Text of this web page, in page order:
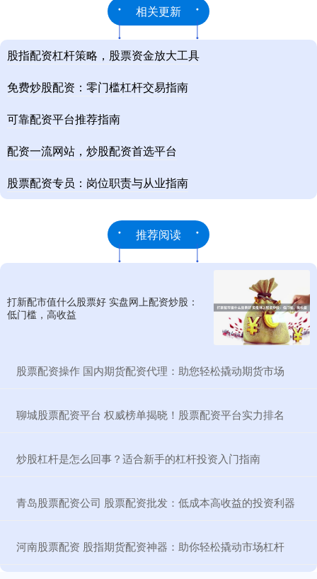
相关更新
股指配资杠杆策略，股票资金放大工具
免费炒股配资：零门槛杠杆交易指南
可靠配资平台推荐指南
配资一流网站，炒股配资首选平台
股票配资专员：岗位职责与从业指南
推荐阅读
打新配市值什么股票好 实盘网上配资炒股：
低门槛，高收益
​股票配资操作 国内期货配资代理：助您轻松撬动期货市场
​聊城股票配资平台 权威榜单揭晓！股票配资平台实力排名
​炒股杠杆是怎么回事？适合新手的杠杆投资入门指南
​青岛股票配资公司 股票配资批发：低成本高收益的投资利器
​河南股票配资 股指期货配资神器：助你轻松撬动市场杠杆